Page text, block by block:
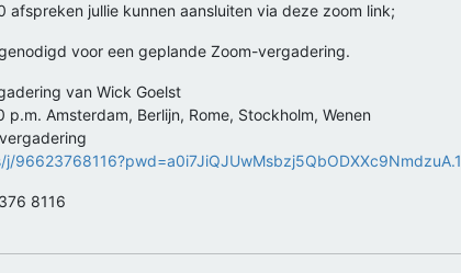
afspreken jullie kunnen aansluiten via deze zoom link;
voor een geplande Zoom-vergadering.
van Wick Goelst
Amsterdam, Berlijn, Rome, Stockholm, Wenen
96623768116?pwd=a0i7JiQJUwMsbzj5QbODXXc9NmdzuA.1
8116